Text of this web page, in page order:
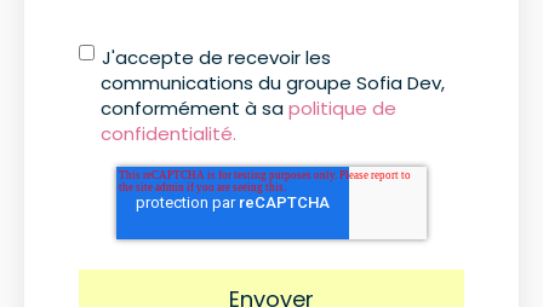
J'accepte de recevoir les
communications du groupe Sofia Dev,
conformément à sapolitique de
confidentialité.